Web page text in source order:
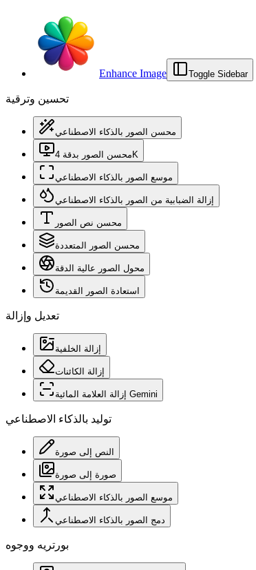
Enhance Image Toggle Sidebar
تحسين وترقية
محسن الصور بالذكاء الاصطناعي
محسن الصور بدقة 4K
موسع الصور بالذكاء الاصطناعي
إزالة الضبابية من الصور بالذكاء الاصطناعي
محسن نص الصور
محسن الصور المتعددة
محول الصور عالية الدقة
استعادة الصور القديمة
تعديل وإزالة
إزالة الخلفية
إزالة الكائنات
إزالة العلامة المائية Gemini
توليد بالذكاء الاصطناعي
النص إلى صورة
صورة إلى صورة
موسع الصور بالذكاء الاصطناعي
دمج الصور بالذكاء الاصطناعي
بورتريه ووجوه